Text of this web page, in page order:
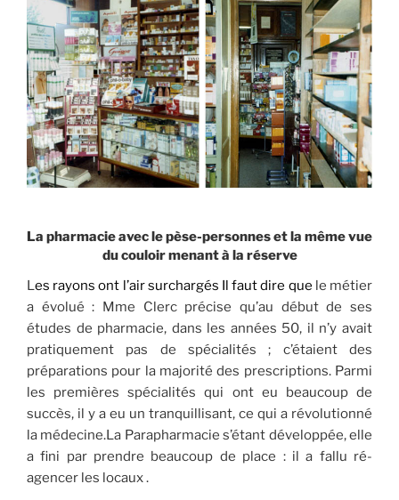
La pharmacie avec le pèse-personnes et la même vue
du couloir menant à la réserve
Les rayons ont l’air surchargés Il faut dire que le métier
a évolué : Mme Clerc précise qu’au début de ses
études de pharmacie, dans les années 50, il n’y avait
pratiquement pas de spécialités ; c’étaient des
préparations pour la majorité des prescriptions. Parmi
les premières spécialités qui ont eu beaucoup de
succès, il y a eu un tranquillisant, ce qui a révolutionné
la médecine.La Parapharmacie s’étant développée, elle
a fini par prendre beaucoup de place : il a fallu ré-
agencer les locaux .